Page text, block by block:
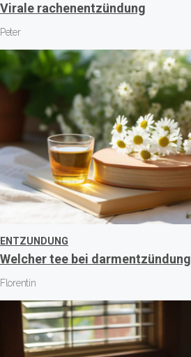
Virale rachenentzündung
Peter
ENTZUNDUNG
Welcher tee bei darmentzündung
Florentin